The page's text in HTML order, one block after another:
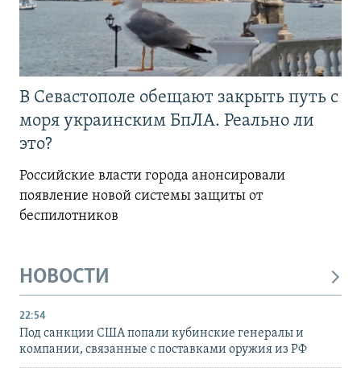
В Севастополе обещают закрыть путь с
моря украинским БпЛА. Реально ли
это?
Российские власти города анонсировали
появление новой системы защиты от
беспилотников
НОВОСТИ
22:54
Под санкции США попали кубинские генералы и
компании, связанные с поставками оружия из РФ